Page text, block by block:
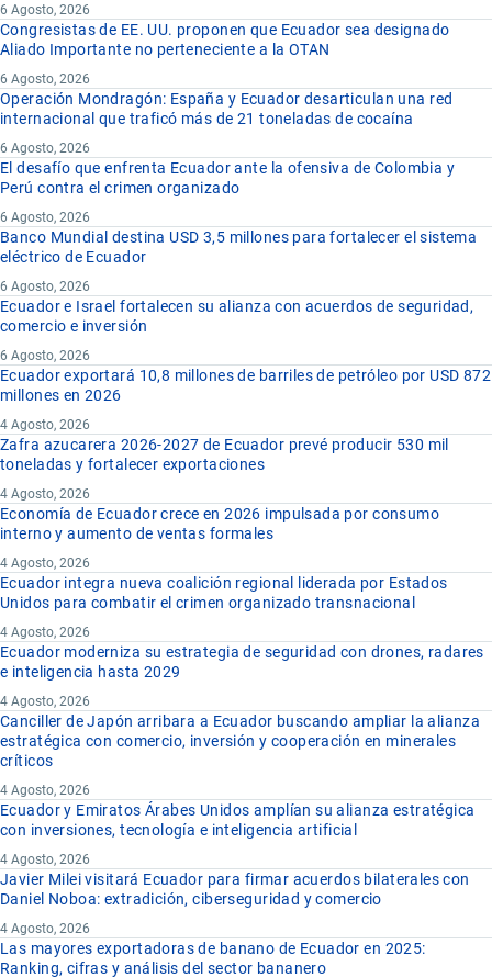
6 Agosto, 2026
Congresistas de EE. UU. proponen que Ecuador sea designado
Aliado Importante no perteneciente a la OTAN
6 Agosto, 2026
Operación Mondragón: España y Ecuador desarticulan una red
internacional que traficó más de 21 toneladas de cocaína
6 Agosto, 2026
El desafío que enfrenta Ecuador ante la ofensiva de Colombia y
Perú contra el crimen organizado
6 Agosto, 2026
Banco Mundial destina USD 3,5 millones para fortalecer el sistema
eléctrico de Ecuador
6 Agosto, 2026
Ecuador e Israel fortalecen su alianza con acuerdos de seguridad,
comercio e inversión
6 Agosto, 2026
Ecuador exportará 10,8 millones de barriles de petróleo por USD 872
millones en 2026
4 Agosto, 2026
Zafra azucarera 2026-2027 de Ecuador prevé producir 530 mil
toneladas y fortalecer exportaciones
4 Agosto, 2026
Economía de Ecuador crece en 2026 impulsada por consumo
interno y aumento de ventas formales
4 Agosto, 2026
Ecuador integra nueva coalición regional liderada por Estados
Unidos para combatir el crimen organizado transnacional
4 Agosto, 2026
Ecuador moderniza su estrategia de seguridad con drones, radares
e inteligencia hasta 2029
4 Agosto, 2026
Canciller de Japón arribara a Ecuador buscando ampliar la alianza
estratégica con comercio, inversión y cooperación en minerales
críticos
4 Agosto, 2026
Ecuador y Emiratos Árabes Unidos amplían su alianza estratégica
con inversiones, tecnología e inteligencia artificial
4 Agosto, 2026
Javier Milei visitará Ecuador para firmar acuerdos bilaterales con
Daniel Noboa: extradición, ciberseguridad y comercio
4 Agosto, 2026
Las mayores exportadoras de banano de Ecuador en 2025:
Ranking, cifras y análisis del sector bananero